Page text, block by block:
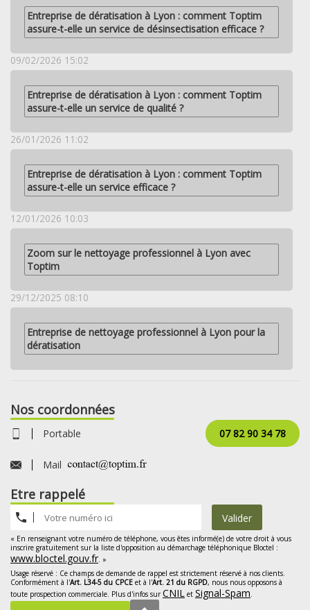
Entreprise de dératisation à Lyon : comment Toptim
assure-t-elle un service de désinsectisation efficace ?
09/02/2026 15:02
Entreprise de dératisation à Lyon : comment Toptim
assure-t-elle un service de qualité ?
26/01/2026 11:02
Entreprise de dératisation à Lyon : comment Toptim
assure-t-elle un service efficace ?
12/01/2026 10:03
Zoom sur le nettoyage professionnel à Lyon avec
Toptim
29/12/2025 08:10
Entreprise de nettoyage professionnel à Lyon pour la
dératisation
Nos coordonnées
Portable 07 82 90 34 78
Mail
Etre rappelé
Valider
« En renseignant votre numéro de téléphone, vous êtes informé(e) de votre droit à vous
inscrire gratuitement sur la liste d'opposition au démarchage téléphonique Bloctel :
www.bloctel.gouv.fr. »
Usage réservé : Ce champs de demande de rappel est strictement réservé à nos clients.
Conformément à l'Art. L34-5 du CPCE et à l'Art. 21 du RGPD, nous nous opposons à
toute prospection commerciale. Plus d'infos surCNIL et Signal-Spam.